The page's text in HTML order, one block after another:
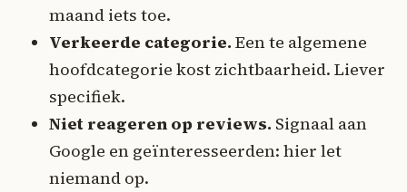
maand iets toe.
Verkeerde categorie. Een te algemene
hoofdcategorie kost zichtbaarheid. Liever
specifiek.
Niet reageren op reviews. Signaal aan
Google en geïnteresseerden: hier let
niemand op.